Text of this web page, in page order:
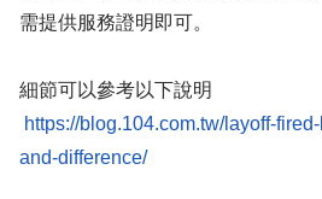
需提供服務證明即可。
細節可以參考以下說明
https://blog.104.com.tw/layoff-
and-difference/